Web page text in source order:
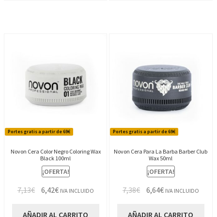
Portes gratis a partir de 69€
Novon Cera Color Negro Coloring Wax
Black 100ml
¡OFERTA!
7,13€ El
original
6,42€El
actual
IVA INCLUIDO
AÑADIR AL CARRITO
Portes gratis a partir de 69€
Novon Cera Para La Barba Barber Club
Wax 50ml
¡OFERTA!
7,38€
El
original
6,64€El
actual
IVA INCLUIDO
AÑADIR AL CARRITO